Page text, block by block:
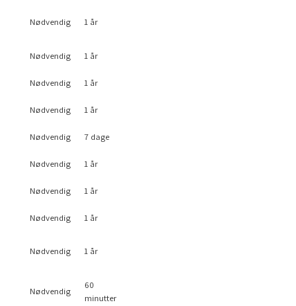
Nødvendig 1 år
Nødvendig 1 år
Nødvendig 1 år
Nødvendig 1 år
Nødvendig 7 dage
Nødvendig 1 år
Nødvendig 1 år
Nødvendig 1 år
Nødvendig 1 år
Nødvendig
60
minutter